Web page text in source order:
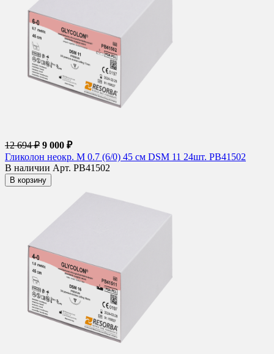
12 694 ₽ 9 000 ₽
Гликолон неокр. М 0.7 (6/0) 45 см DSM 11 24шт. PB41502
В наличии Арт. PB41502
В корзину